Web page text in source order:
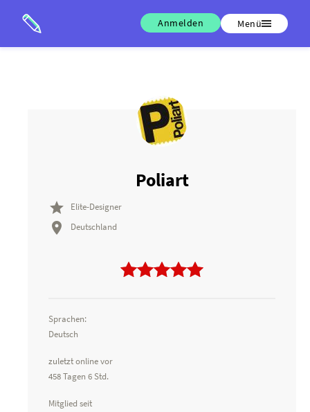
Anmelden Menü
Poliart
 Elite-Designer
 Deutschland
Sprachen:
Deutsch
zuletzt online vor
458 Tagen 6 Std.
Mitglied seit